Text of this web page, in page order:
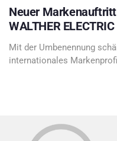
Neuer
WALTHER ELECTRIC
Mit der Umbenennung
internationales Markenprofil